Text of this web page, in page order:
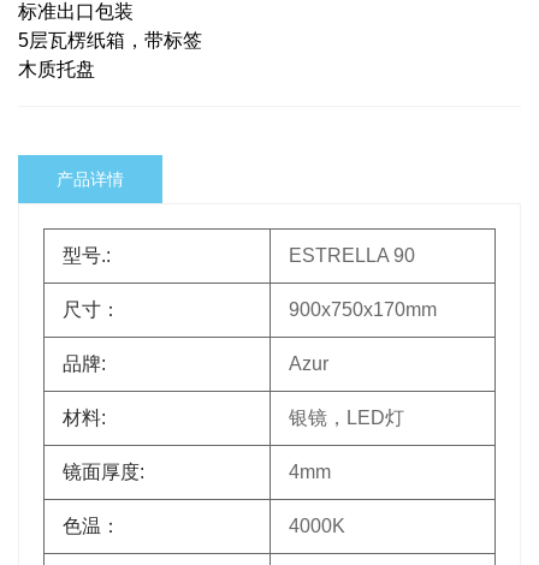
标准出口包装
5层瓦楞纸箱，带标签
木质托盘
产品详情
型号.: ESTRELLA 90
尺寸： 900x750x170mm
品牌: Azur
材料: 银镜，LED灯
镜面厚度: 4mm
色温： 4000K